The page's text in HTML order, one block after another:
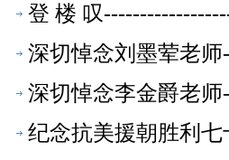
登 楼 叹
深切悼念刘墨荤老
深切悼念李金爵老
纪念抗美援朝胜利